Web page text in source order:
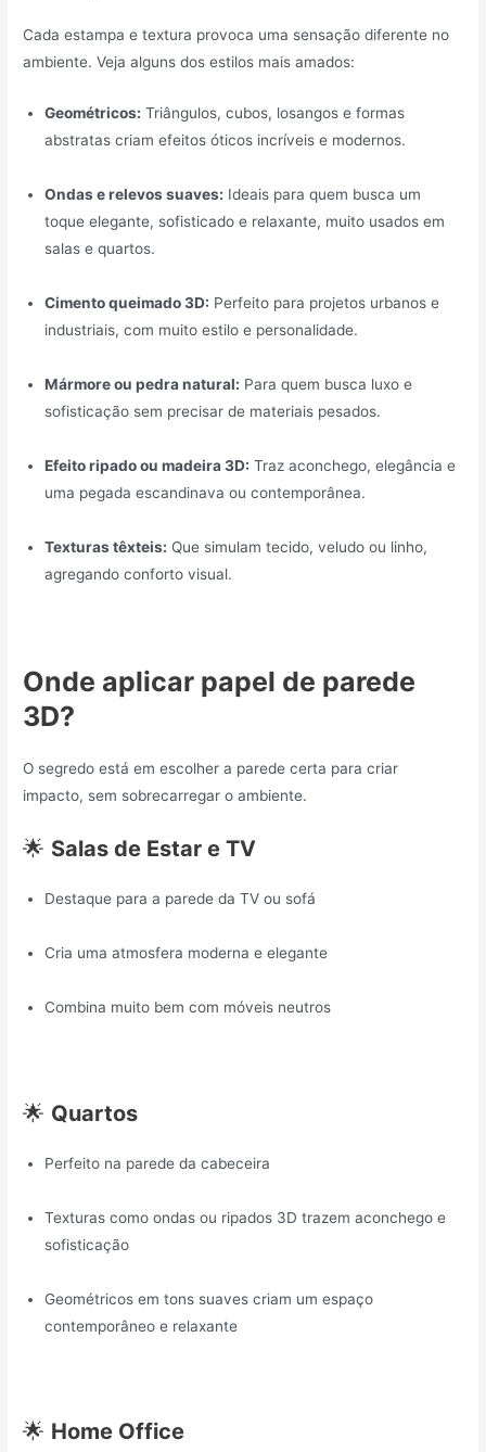
Cada estampa e textura provoca uma sensação diferente no
ambiente. Veja alguns dos estilos mais amados:
Geométricos: Triângulos, cubos, losangos e formas
abstratas criam efeitos óticos incríveis e modernos.
Ondas e relevos suaves: Ideais para quem busca um
toque elegante, sofisticado e relaxante, muito usados em
salas e quartos.
Cimento queimado 3D: Perfeito para projetos urbanos e
industriais, com muito estilo e personalidade.
Mármore ou pedra natural: Para quem busca luxo e
sofisticação sem precisar de materiais pesados.
Efeito ripado ou madeira 3D: Traz aconchego, elegância e
uma pegada escandinava ou contemporânea.
Texturas têxteis: Que simulam tecido, veludo ou linho,
agregando conforto visual.
Onde aplicar papel de parede
3D?
O segredo está em escolher a parede certa para criar
impacto, sem sobrecarregar o ambiente.
🌟 Salas de Estar e TV
Destaque para a parede da TV ou sofá
Cria uma atmosfera moderna e elegante
Combina muito bem com móveis neutros
🌟 Quartos
Perfeito na parede da cabeceira
Texturas como ondas ou ripados 3D trazem aconchego e
sofisticação
Geométricos em tons suaves criam um espaço
contemporâneo e relaxante
🌟 Home Office